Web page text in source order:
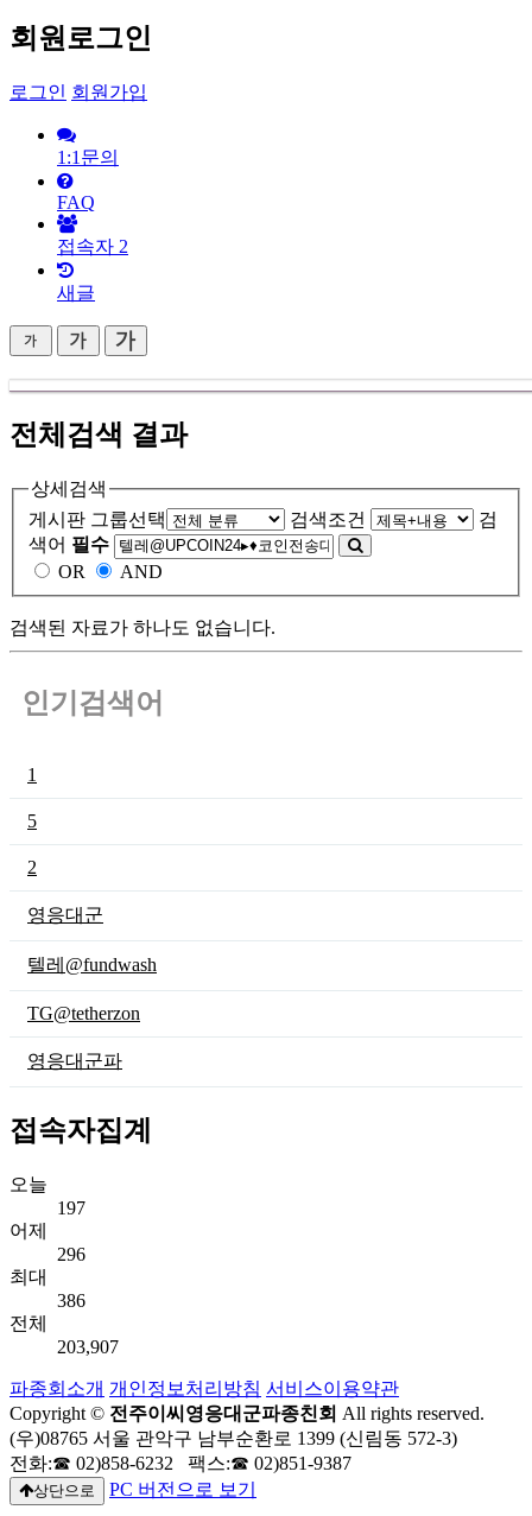
회원로그인
로그인 회원가입
1:1문의
FAQ
접속자 2
새글
전체검색 결과
상세검색
게시판 그룹선택
검색조건
검
색어 필수
OR
AND
검색된 자료가 하나도 없습니다.
인기검색어
1
5
2
영응대군
텔레@fundwash
TG@tetherzon
영응대군파
접속자집계
오늘
197
어제
296
최대
386
전체
203,907
파종회소개 개인정보처리방침 서비스이용약관
Copyright © 전주이씨영응대군파종친회 All rights reserved.
(우)08765 서울 관악구 남부순환로 1399 (신림동 572-3)
전화:☎ 02)858-6232 팩스:☎ 02)851-9387
상단으로 PC 버전으로 보기